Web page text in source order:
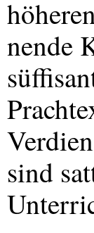
nende
sind